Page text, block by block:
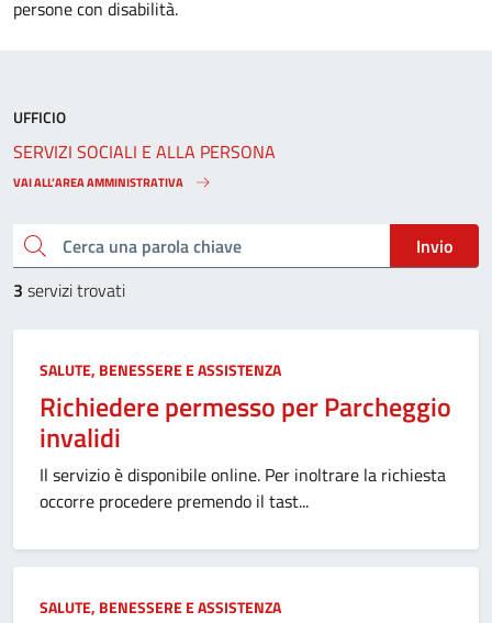
persone con disabilità.
Cerca una parola chiave
Invio
3 servizi trovati
SALUTE, BENESSERE E ASSISTENZA
Richiedere permesso per Parcheggio
invalidi
Il servizio è disponibile online. Per inoltrare la richiesta
occorre procedere premendo il tast...
SALUTE, BENESSERE E ASSISTENZA
UFFICIO
SERVIZI SOCIALI E ALLA PERSONA
VAI ALL’AREA AMMINISTRATIVA